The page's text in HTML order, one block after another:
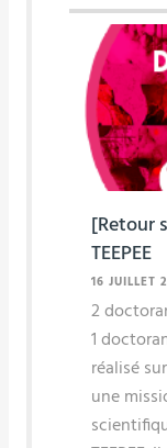
[Retour
TEEPEE
16 JUILLET
2
1
réalisé
une